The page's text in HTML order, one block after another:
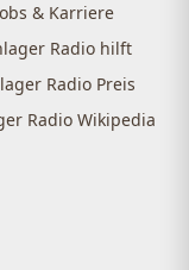
& Karriere
Radio hilft
Radio Preis
Radio Wikipedia